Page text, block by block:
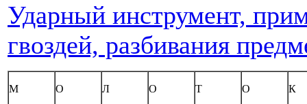
Ударный инструмент,
гвоздей, разбивания
М О Л О Т О К